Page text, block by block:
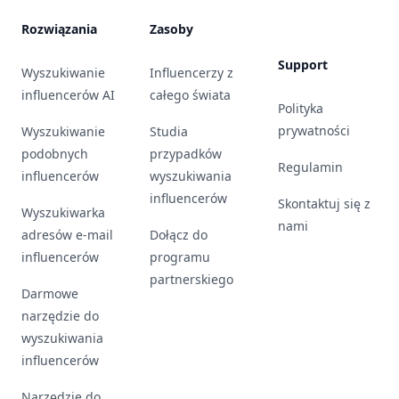
Rozwiązania
Wyszukiwanie
influencerów AI
Wyszukiwanie
podobnych
influencerów
Wyszukiwarka
adresów e-mail
influencerów
Darmowe
narzędzie do
wyszukiwania
influencerów
Zasoby
Influencerzy z
całego świata
Studia
przypadków
wyszukiwania
influencerów
Dołącz do
programu
partnerskiego
Support
Polityka
prywatności
Regulamin
Skontaktuj się z
nami